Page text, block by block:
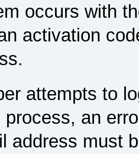
occurs with
activation
attempts to
process, an
address must